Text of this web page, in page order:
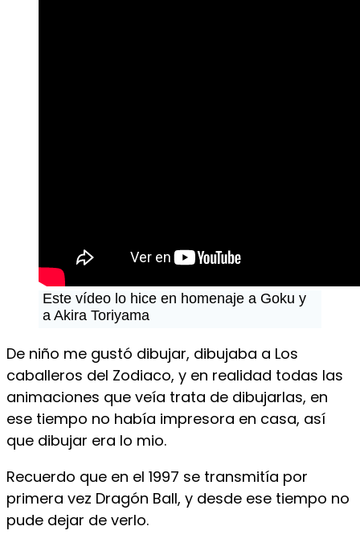
Este vídeo lo hice en homenaje a Goku y
a Akira Toriyama
De niño me gustó dibujar, dibujaba a Los
caballeros del Zodiaco, y en realidad todas las
animaciones que veía trata de dibujarlas, en
ese tiempo no había impresora en casa, así
que dibujar era lo mio.
Recuerdo que en el 1997 se transmitía por
primera vez Dragón Ball, y desde ese tiempo no
pude dejar de verlo.